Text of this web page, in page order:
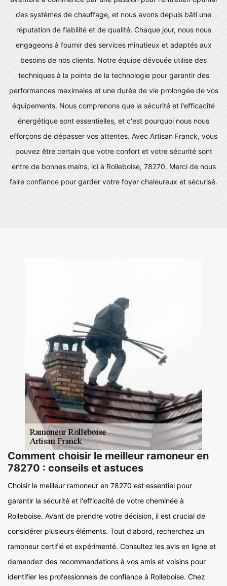
des systèmes de chauffage, et nous avons depuis bâti une
réputation de fiabilité et de qualité. Chaque jour, nous nous
engageons à fournir des services minutieux et adaptés aux
besoins de nos clients. Notre équipe dévouée utilise des
techniques à la pointe de la technologie pour garantir des
performances maximales et une durée de vie prolongée de vos
équipements. Nous comprenons que la sécurité et l'efficacité
énergétique sont essentielles, et c'est pourquoi nous nous
efforçons de dépasser vos attentes. Avec Artisan Franck, vous
pouvez être certain que votre confort et votre sécurité sont
entre de bonnes mains, ici à Rolleboise, 78270. Merci de nous
faire confiance pour garder votre foyer chaleureux et sécurisé.
Comment choisir le meilleur ramoneur en
78270 : conseils et astuces
Choisir le meilleur ramoneur en 78270 est essentiel pour
garantir la sécurité et l'efficacité de votre cheminée à
Rolleboise. Avant de prendre votre décision, il est crucial de
considérer plusieurs éléments. Tout d'abord, recherchez un
ramoneur certifié et expérimenté. Consultez les avis en ligne et
demandez des recommandations à vos amis et voisins pour
identifier les professionnels de confiance à Rolleboise. Chez